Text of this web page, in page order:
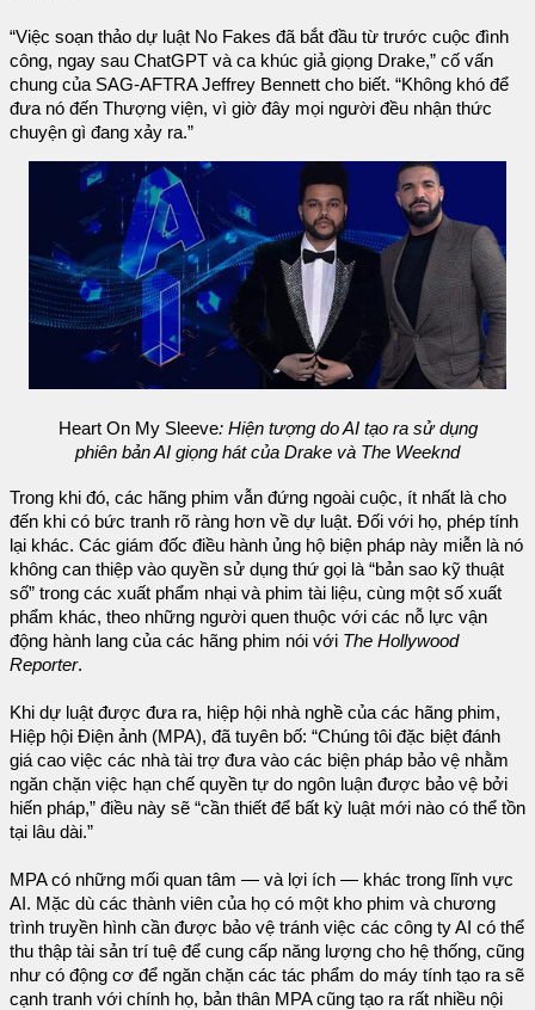
“Việc soạn thảo dự luật No Fakes đã bắt đầu từ trước cuộc đình
công, ngay sau ChatGPT và ca khúc giả giọng Drake,” cố vấn
chung của SAG-AFTRA Jeffrey Bennett cho biết. “Không khó để
đưa nó đến Thượng viện, vì giờ đây mọi người đều nhận thức
chuyện gì đang xảy ra.”
Heart On My Sleeve: Hiện tượng do AI tạo ra sử dụng
phiên bản AI giọng hát của Drake và The Weeknd
Trong khi đó, các hãng phim vẫn đứng ngoài cuộc, ít nhất là cho
đến khi có bức tranh rõ ràng hơn về dự luật. Đối với họ, phép tính
lại khác. Các giám đốc điều hành ủng hộ biện pháp này miễn là nó
không can thiệp vào quyền sử dụng thứ gọi là “bản sao kỹ thuật
số” trong các xuất phẩm nhại và phim tài liệu, cùng một số xuất
phẩm khác, theo những người quen thuộc với các nỗ lực vận
động hành lang của các hãng phim nói với The Hollywood
Reporter.
Khi dự luật được đưa ra, hiệp hội nhà nghề của các hãng phim,
Hiệp hội Điện ảnh (MPA), đã tuyên bố: “Chúng tôi đặc biệt đánh
giá cao việc các nhà tài trợ đưa vào các biện pháp bảo vệ nhằm
ngăn chặn việc hạn chế quyền tự do ngôn luận được bảo vệ bởi
hiến pháp,” điều này sẽ “cần thiết để bất kỳ luật mới nào có thể tồn
tại lâu dài.”
MPA có những mối quan tâm — và lợi ích — khác trong lĩnh vực
AI. Mặc dù các thành viên của họ có một kho phim và chương
trình truyền hình cần được bảo vệ tránh việc các công ty AI có thể
thu thập tài sản trí tuệ để cung cấp năng lượng cho hệ thống, cũng
như có động cơ để ngăn chặn các tác phẩm do máy tính tạo ra sẽ
cạnh tranh với chính họ, bản thân MPA cũng tạo ra rất nhiều nội